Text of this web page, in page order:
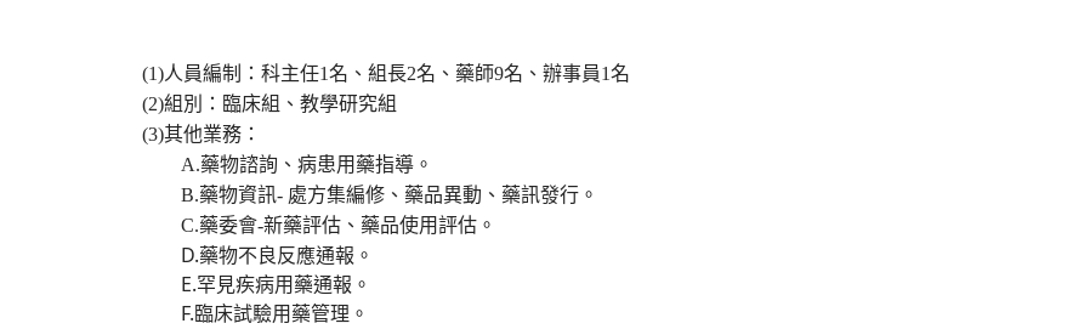
(1)人員編制：科主任1名、組長2名、藥師9名、辦事員1名
(2)組別：臨床組、教學研究組
(3)其他業務：
A.藥物諮詢、病患用藥指導。
B.藥物資訊- 處方集編修、藥品異動、藥訊發行。
C.藥委會-新藥評估、藥品使用評估 。
D.藥物不良反應通報。
E.罕見疾病用藥通報。
F.臨床試驗用藥管理。